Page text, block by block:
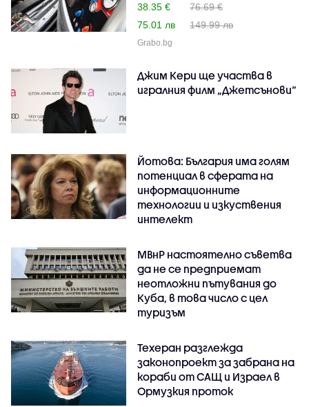
38.35 €
76.69 €
75.01 лв
149.99 лв
Grabo.bg
Джим Кери ще участва в
игралния филм „Джетсънови“
Йотова: България има голям
потенциал в сферата на
информационните
технологии и изкуствения
интелект
МВнР настоятелно съветва
да не се предприемат
неотложни пътувания до
Куба, в това число с цел
туризъм
Техеран разглежда
законопроект за забрана на
кораби от САЩ и Израел в
Ормузкия проток